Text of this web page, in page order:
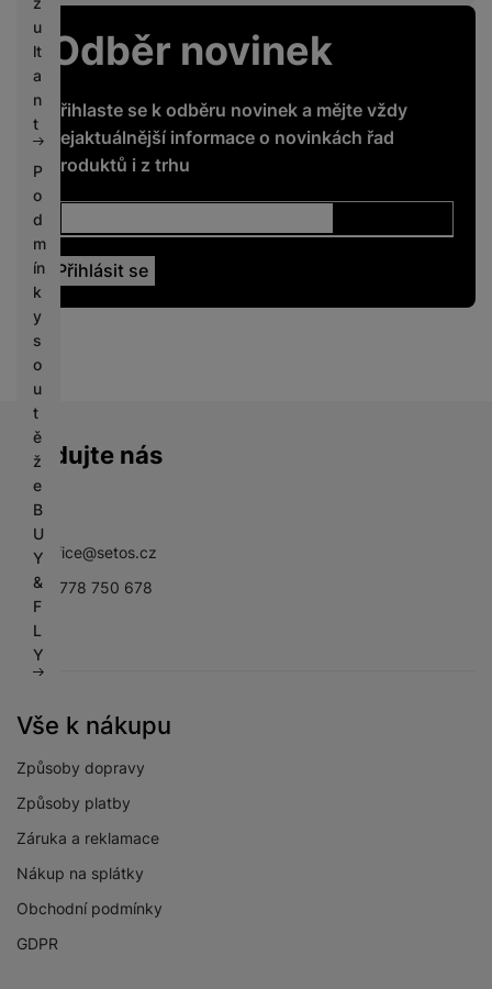
u
lt
a
n
t
P
o
d
m
ín
k
y
s
o
u
t
ě
ž
e
B
U
Y
&
F
L
Y
Odběr novinek
Přihlaste se k odběru novinek a mějte vždy
nejaktuálnější informace o novinkách řad
produktů i z trhu
Sledujte nás
Facebook
sbsoffice@setos.cz
+420 778 750 678
Vše k nákupu
Způsoby dopravy
Způsoby platby
Záruka a reklamace
Nákup na splátky
Obchodní podmínky
GDPR